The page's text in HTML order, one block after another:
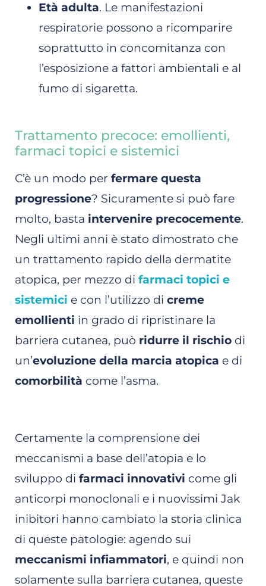
Età adulta. Le manifestazioni
respiratorie possono a ricomparire
soprattutto in concomitanza con
l’esposizione a fattori ambientali e al
fumo di sigaretta.
Trattamento precoce: emollienti,
farmaci topici e sistemici
C’è un modo per fermare questa
progressione? Sicuramente si può fare
molto, basta intervenire precocemente.
Negli ultimi anni è stato dimostrato che
un trattamento rapido della dermatite
atopica, per mezzo di farmaci topici e
sistemici e con l’utilizzo di creme
emollienti in grado di ripristinare la
barriera cutanea, può ridurre il rischio di
un’evoluzione della marcia atopica e di
comorbilità come l’asma.
Certamente la comprensione dei
meccanismi a base dell’atopia e lo
sviluppo di farmaci innovativi come gli
anticorpi monoclonali e i nuovissimi Jak
inibitori hanno cambiato la storia clinica
di queste patologie: agendo sui
meccanismi infiammatori, e quindi non
solamente sulla barriera cutanea, queste